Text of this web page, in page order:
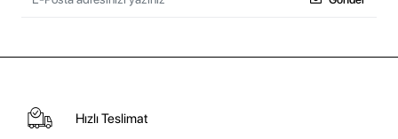
Hızlı Teslimat